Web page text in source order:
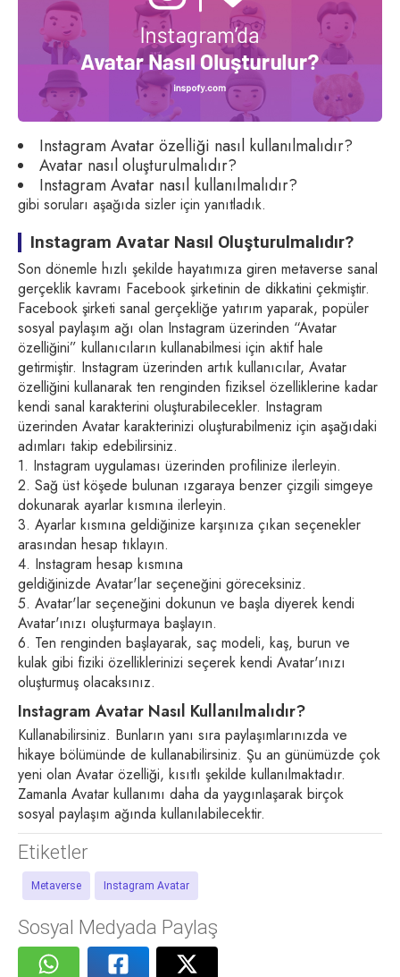
Instagram Avatar özelliği nasıl kullanılmalıdır?
Avatar nasıl oluşturulmalıdır?
Instagram Avatar nasıl kullanılmalıdır?
gibi soruları aşağıda sizler için yanıtladık.
Instagram Avatar Nasıl Oluşturulmalıdır?
Son dönemle hızlı şekilde hayatımıza giren metaverse sanal
gerçeklik kavramı Facebook şirketinin de dikkatini çekmiştir.
Facebook şirketi sanal gerçekliğe yatırım yaparak, popüler
sosyal paylaşım ağı olan Instagram üzerinden “Avatar
özelliğini” kullanıcıların kullanabilmesi için aktif hale
getirmiştir. Instagram üzerinden artık kullanıcılar, Avatar
özelliğini kullanarak ten renginden fiziksel özelliklerine kadar
kendi sanal karakterini oluşturabilecekler. Instagram
üzerinden Avatar karakterinizi oluşturabilmeniz için aşağıdaki
adımları takip edebilirsiniz.
1. Instagram uygulaması üzerinden profilinize ilerleyin.
2. Sağ üst köşede bulunan ızgaraya benzer çizgili simgeye
dokunarak ayarlar kısmına ilerleyin.
3. Ayarlar kısmına geldiğinize karşınıza çıkan seçenekler
arasından hesap tıklayın.
4. Instagram hesap kısmına
geldiğinizde Avatar'lar seçeneğini göreceksiniz.
5. Avatar'lar seçeneğini dokunun ve başla diyerek kendi
Avatar'ınızı oluşturmaya başlayın.
6. Ten renginden başlayarak, saç modeli, kaş, burun ve
kulak gibi fiziki özelliklerinizi seçerek kendi Avatar'ınızı
oluşturmuş olacaksınız.
Instagram Avatar Nasıl Kullanılmalıdır?
Kullanabilirsiniz. Bunların yanı sıra paylaşımlarınızda ve
hikaye bölümünde de kullanabilirsiniz. Şu an günümüzde çok
yeni olan Avatar özelliği, kısıtlı şekilde kullanılmaktadır.
Zamanla Avatar kullanımı daha da yaygınlaşarak birçok
sosyal paylaşım ağında kullanılabilecektir.
Etiketler
Metaverse Instagram Avatar
Sosyal Medyada Paylaş